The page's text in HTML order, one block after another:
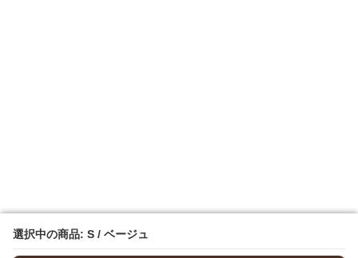
選択中の商品: S / ベージュ
選択中の商品: S / ベージュ